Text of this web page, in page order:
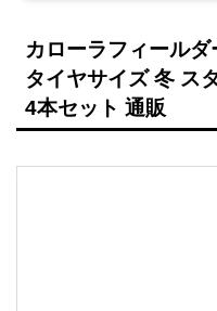
カローラフィール
タイヤサイズ 冬 ス
4本セット 通販